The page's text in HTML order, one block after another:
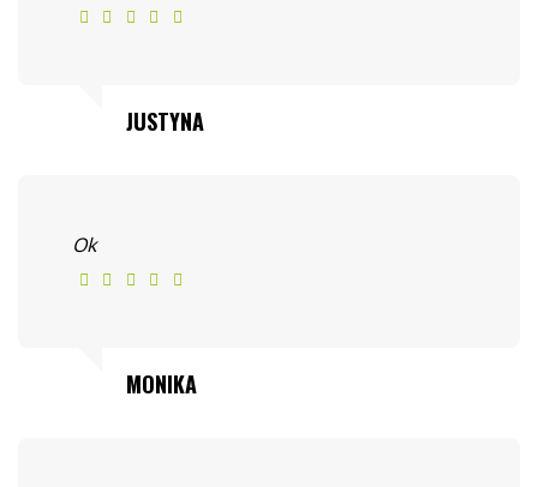
JUSTYNA
Ok
MONIKA